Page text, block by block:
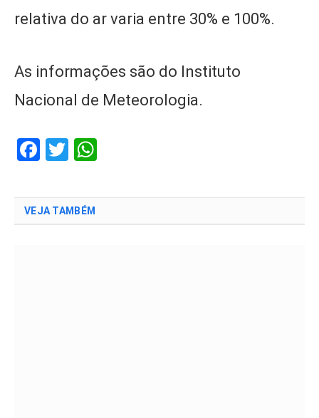
relativa do ar varia entre 30% e 100%.
As informações são do Instituto
Nacional de Meteorologia.
Facebook
Twitter
VEJA TAMBÉM